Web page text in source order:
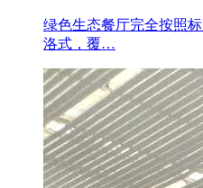
绿色生态餐厅完全按照
洛式，覆…